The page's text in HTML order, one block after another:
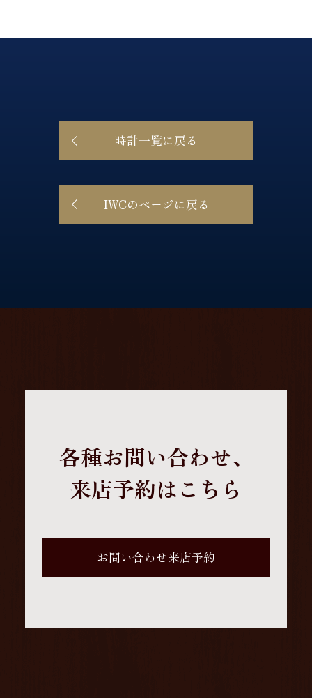
時計一覧に戻る
IWCのページに戻る
各種お問い合わせ、
来店予約はこちら
お問い合わせ来店予約